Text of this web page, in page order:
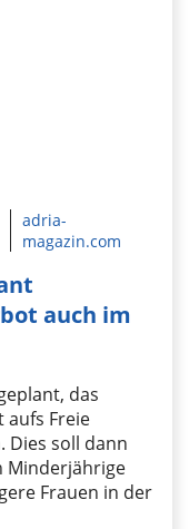
adria-
magazin.com
auch im
das
aufs Freie
Dies soll dann
Minderjährige
Frauen in der